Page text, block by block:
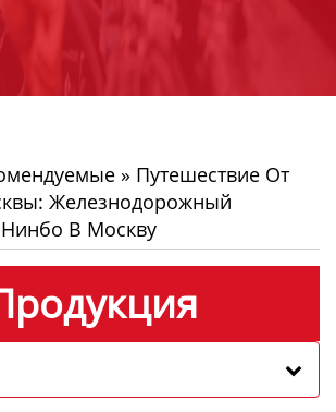
» Путешествие От
Железнодорожный
В Москву